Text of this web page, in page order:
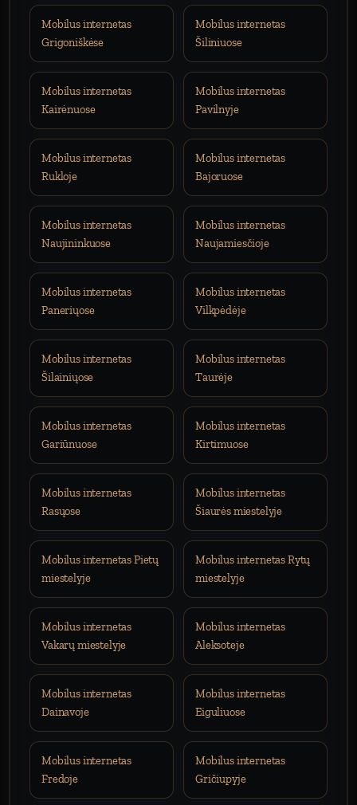
Mobilus internetas
Grigoniškėse
Mobilus internetas
Šiliniuose
Mobilus internetas
Kairėnuose
Mobilus internetas
Pavilnyje
Mobilus internetas
Rukloje
Mobilus internetas
Bajoruose
Mobilus internetas
Naujininkuose
Mobilus internetas
Naujamiesčioje
Mobilus internetas
Paneriųose
Mobilus internetas
Vilkpėdėje
Mobilus internetas
Šilainiųose
Mobilus internetas
Taurėje
Mobilus internetas
Gariūnuose
Mobilus internetas
Kirtimuose
Mobilus internetas
Rasųose
Mobilus internetas
Šiaurės miestelyje
Mobilus internetas Pietų
miestelyje
Mobilus internetas Rytų
miestelyje
Mobilus internetas
Vakarų miestelyje
Mobilus internetas
Aleksoteje
Mobilus internetas
Dainavoje
Mobilus internetas
Eiguliuose
Mobilus internetas
Fredoje
Mobilus internetas
Gričiupyje